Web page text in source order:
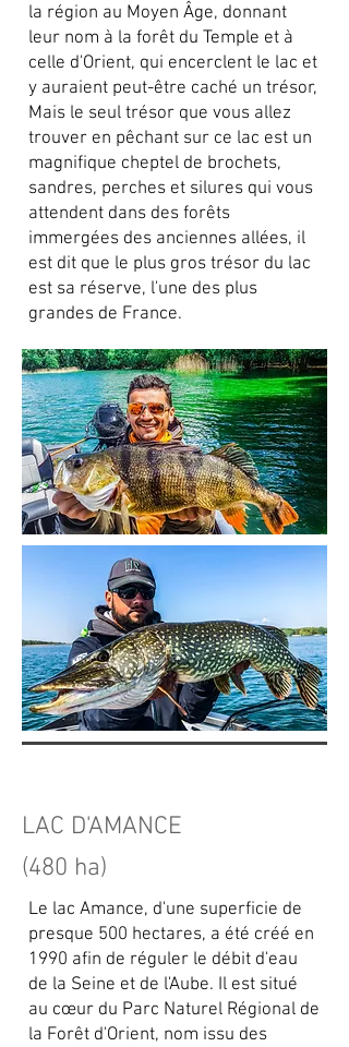
la région au Moyen Âge, donnant
leur nom à la forêt du Temple et à
celle d'Orient, qui encerclent le lac et
y auraient peut-être caché un trésor,
Mais le seul trésor que vous allez
trouver en pêchant sur ce lac est un
magnifique cheptel de brochets,
sandres, perches et silures qui vous
attendent dans des forêts
immergées des anciennes allées, il
est dit que le plus gros trésor du lac
est sa réserve, l'une des plus
grandes de France.
LAC D'AMANCE
(480 ha)
Le lac Amance, d'une superficie de
presque 500 hectares, a été créé en
1990 afin de réguler le débit d'eau
de la Seine et de l'Aube. Il est situé
au cœur du Parc Naturel Régional de
la Forêt d'Orient, nom issu des